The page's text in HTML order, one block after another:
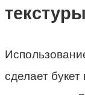
текстуры
сделает